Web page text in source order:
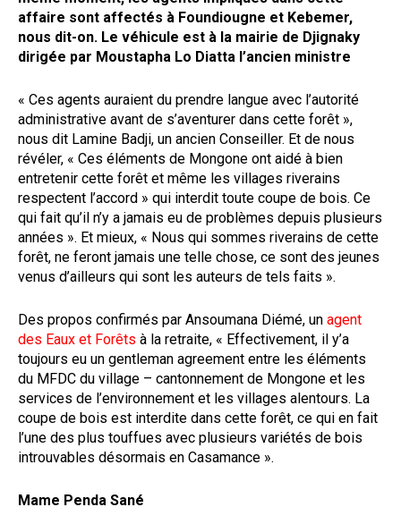
affaire sont affectés à Foundiougne et Kebemer,
nous dit-on. Le véhicule est à la mairie de Djignaky
dirigée par Moustapha Lo Diatta l’ancien ministre
« Ces agents auraient du prendre langue avec l’autorité
administrative avant de s’aventurer dans cette forêt »,
nous dit Lamine Badji, un ancien Conseiller. Et de nous
révéler, « Ces éléments de Mongone ont aidé à bien
entretenir cette forêt et même les villages riverains
respectent l’accord » qui interdit toute coupe de bois. Ce
qui fait qu’il n’y a jamais eu de problèmes depuis plusieurs
années ». Et mieux, « Nous qui sommes riverains de cette
forêt, ne feront jamais une telle chose, ce sont des jeunes
venus d’ailleurs qui sont les auteurs de tels faits ».
Des propos confirmés par Ansoumana Diémé, un agent
des Eaux et Forêts à la retraite, « Effectivement, il y’a
toujours eu un gentleman agreement entre les éléments
du MFDC du village – cantonnement de Mongone et les
services de l’environnement et les villages alentours. La
coupe de bois est interdite dans cette forêt, ce qui en fait
l’une des plus touffues avec plusieurs variétés de bois
introuvables désormais en Casamance ».
Mame Penda Sané